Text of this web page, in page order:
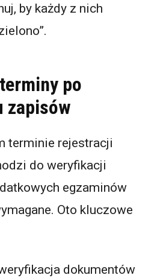
by każdy z nich
po
zapisów
terminie rejestracji
do weryfikacji
egzaminów
Oto kluczowe
dokumentów